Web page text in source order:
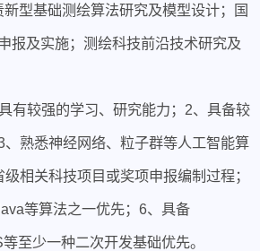
型基础测绘算法研究及模型设计；国
报及实施；测绘科技前沿技术研究及
有较强的学习、研究能力；2、具备较
、熟悉神经网络、粒子群等人工智能算
相关科技项目或奖项申报编制过程；
等算法之一优先；6、具备
至少一种二次开发基础优先。